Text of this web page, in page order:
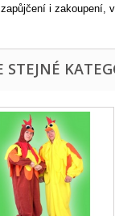
i zakoupení,
STEJNÉ